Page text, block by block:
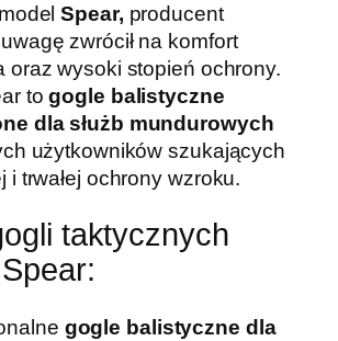
Spear, producent
zwrócił na komfort
oraz wysoki stopień ochrony.
to gogle balistyczne
dla służb mundurowych
użytkowników szukających
i trwałej ochrony wzroku.
taktycznych
gogle balistyczne dla